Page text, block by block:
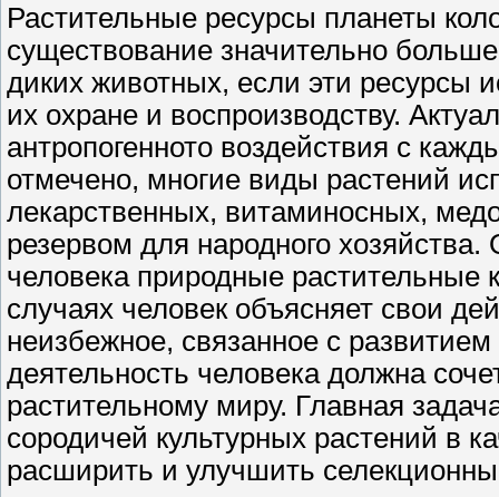
Растительные ресурсы планеты
существование значительно
диких животных, если эти ресурсы
их охране и воспроизводству.
антропогенното воздействия с
отмечено, многие виды растений
лекарственных, витаминосных,
резервом для народного
человека природные
случаях человек объясняет свои
неизбежное, связанное с
деятельность человека должна
растительному миру. Главная
сородичей культурных растений в
расширить и улучшить